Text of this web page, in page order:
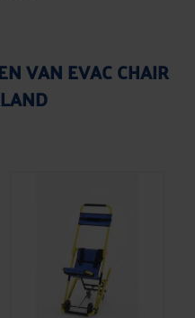
VAN EVAC CHAIR